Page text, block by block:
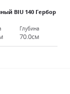
BIU 140 Гербор
Глубина
70.0см